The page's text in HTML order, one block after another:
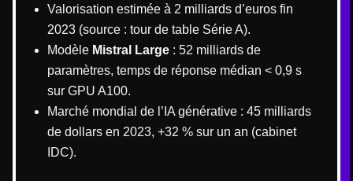
Valorisation estimée à 2 milliards d’euros fin
2023 (source : tour de table Série A).
Modèle Mistral Large : 52 milliards de
paramètres, temps de réponse médian < 0,9 s
sur GPU A100.
Marché mondial de l’IA générative : 45 milliards
de dollars en 2023, +32 % sur un an (cabinet
IDC).